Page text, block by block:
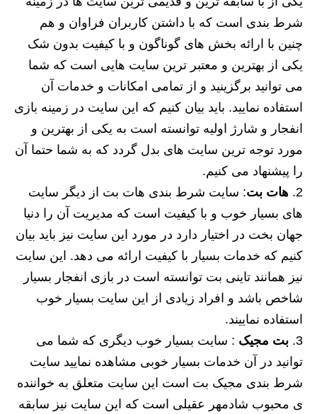
شرط بندی است که با داشتن کاربران فراوان و هم
چنین با ارائه بخش های گوناگون و با کیفیت بدون شک
یکی از بهترین و معتبر ترین سایت هایی است که شما
می توانید برگزینید و از تمامی امکانات و خدمات آن
استفاده نمایید. باید بیان کنیم که این سایت در زمینه بازی
انفجار و شارژ اولیه توانسته است به یکی از بهترین و
مورد توجه ترین سایت های بدل گردد که به شما حتما آن
را پیشنهاد می کنیم.
هات بت: سایت شرط بندی هات بت از دیگر سایت
های بسیار خوب و با کیفیت است که مدیریت آن را دنیا
جهان بخت در اختیار دارد در مورد این سایت نیز باید بیان
کنیم که خدمات بسیار با کیفیت ارائه می دهد. این سایت
نیز همانند تاینی بت توانسته است در بازی انفجار بسیار
شاخص باشد و افراد زیادی از این سایت بسیار خوب
استفاده نماییند.
بت مجیک : سایت بسیار خوب دیگری که شما می
توانید در آن خدمات بسیار خوبی مشاهده نمایید سایت
شرط بندی مجیک بت است این سایت متعلق به خواننده
ی محبوب شادمهر عقیلی است که این سایت نیز سابقه